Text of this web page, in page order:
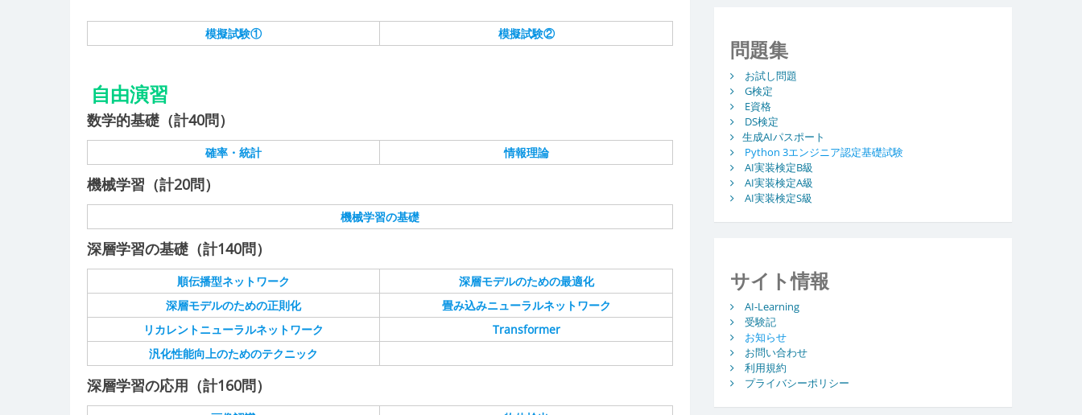
模擬試験① 模擬試験②
自由演習
数学的基礎（計40問）
確率・統計 情報理論
機械学習（計20問）
機械学習の基礎
深層学習の基礎（計140問）
順伝播型ネットワーク
深層モデルのための最適化
深層モデルのための正則化
畳み込みニューラルネットワーク
リカレントニューラルネットワーク
Transformer
汎化性能向上のためのテクニック
深層学習の応用（計160問）
問題集
お試し問題
G検定
E資格
DS検定
生成AIパスポート
Python 3エンジニア認定基礎試験
AI実装検定B級
AI実装検定A級
AI実装検定S級
サイト情報
AI-Learning
受験記
お知らせ
お問い合わせ
利用規約
プライバシーポリシー